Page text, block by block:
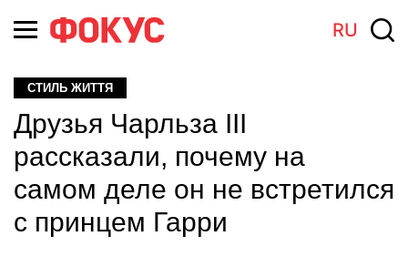
RU
СТИЛЬ ЖИТТЯ
Друзья Чарльза III
рассказали, почему на
самом деле он не встретился
с принцем Гарри